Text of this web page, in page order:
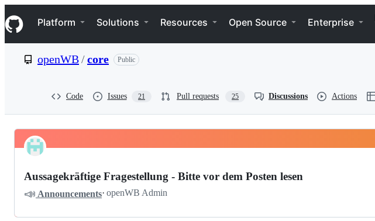
k
i
p
e
Navigation Menu
Platform Solutions Resources Open Source Enterprise
openWB/core Public
Code Issues 21 Pull requests 25 Discussions Actions
openWB
core
Discussions
Pinned
Aussagekräftige Fragestellung - Bitte vor dem Posten lesen
📣 Announcements· openWB Admin